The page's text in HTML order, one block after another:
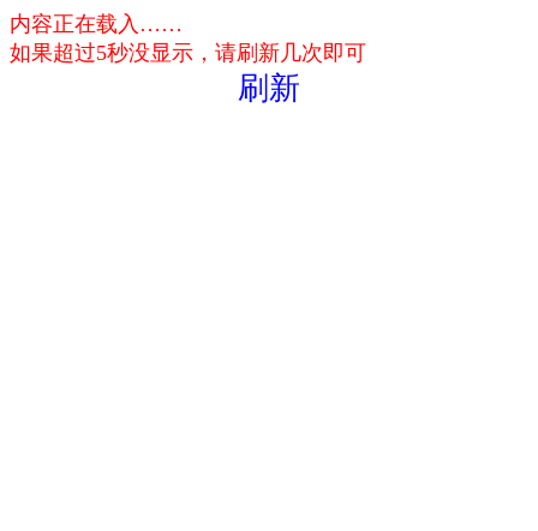
内容正在载入……
如果超过5秒没显示，请刷新几次即可
刷新